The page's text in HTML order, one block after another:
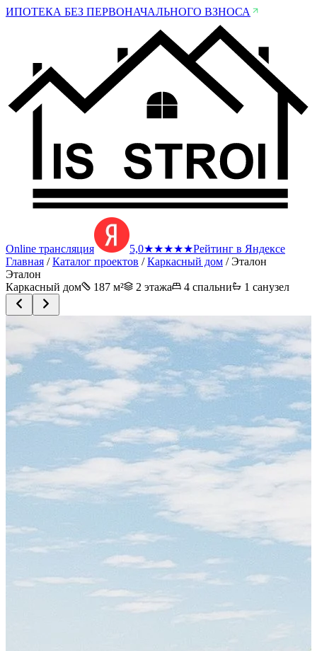
ИПОТЕКА БЕЗ ПЕРВОНАЧАЛЬНОГО ВЗНОСА
Online трансляция 5,0★★★★★Рейтинг в Яндексе
Главная /Каталог проектов /Каркасный дом /Эталон
Эталон
Каркасный дом
187 м² 2 этажа 4 спальни 1 санузел